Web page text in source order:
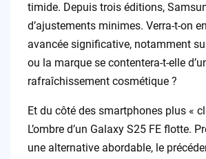
timide. Depuis trois éditions,
d’ajustements minimes. Verra-t-on
avancée significative, notamment
ou la marque se contentera-t-elle
rafraîchissement cosmétique ?
Et du côté des smartphones plus «
L’ombre d’un Galaxy S25 FE flotte.
une alternative abordable, le